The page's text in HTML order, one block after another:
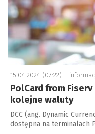
15.04.2024 (07:22) –
PolCard from Fiserv
kolejne waluty
DCC (ang. Dynamic
dostępna na terminalach